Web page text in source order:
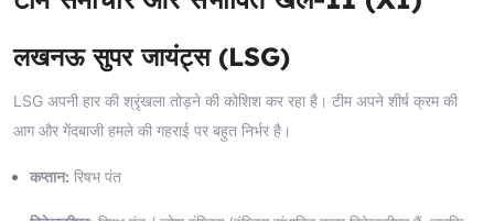
लखनऊ सुपर जायंट्स (LSG)
LSG अपनी हार की श्रृंखला तोड़ने की कोशिश कर रहा है। टीम अपने शीर्ष क्रम की
आग और गेंदबाजी हमले की गहराई पर बहुत निर्भर है।
कप्तान: रिषभ पंत